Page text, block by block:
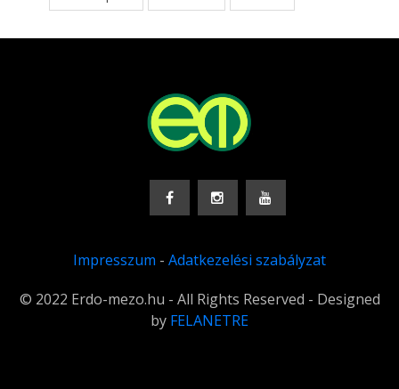
Impresszum - Adatkezelési szabályzat
© 2022 Erdo-mezo.hu - All Rights Reserved - Designed
by FELANETRE